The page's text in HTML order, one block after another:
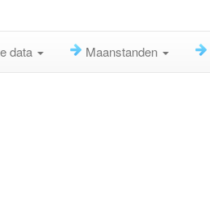
data Maanstanden